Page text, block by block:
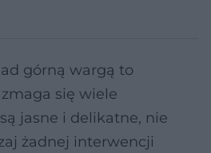
górną wargą to
się wiele
jasne i delikatne, nie
żadnej interwencji